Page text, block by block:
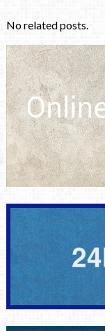
No related posts.